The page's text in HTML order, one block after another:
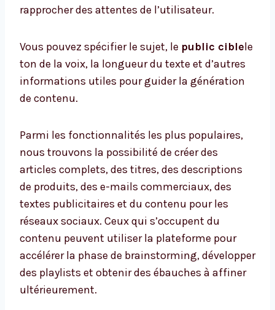
rapprocher des attentes de l’utilisateur.
Vous pouvez spécifier le sujet, le public ciblele
ton de la voix, la longueur du texte et d’autres
informations utiles pour guider la génération
de contenu.
Parmi les fonctionnalités les plus populaires,
nous trouvons la possibilité de créer des
articles complets, des titres, des descriptions
de produits, des e-mails commerciaux, des
textes publicitaires et du contenu pour les
réseaux sociaux. Ceux qui s’occupent du
contenu peuvent utiliser la plateforme pour
accélérer la phase de brainstorming, développer
des playlists et obtenir des ébauches à affiner
ultérieurement.